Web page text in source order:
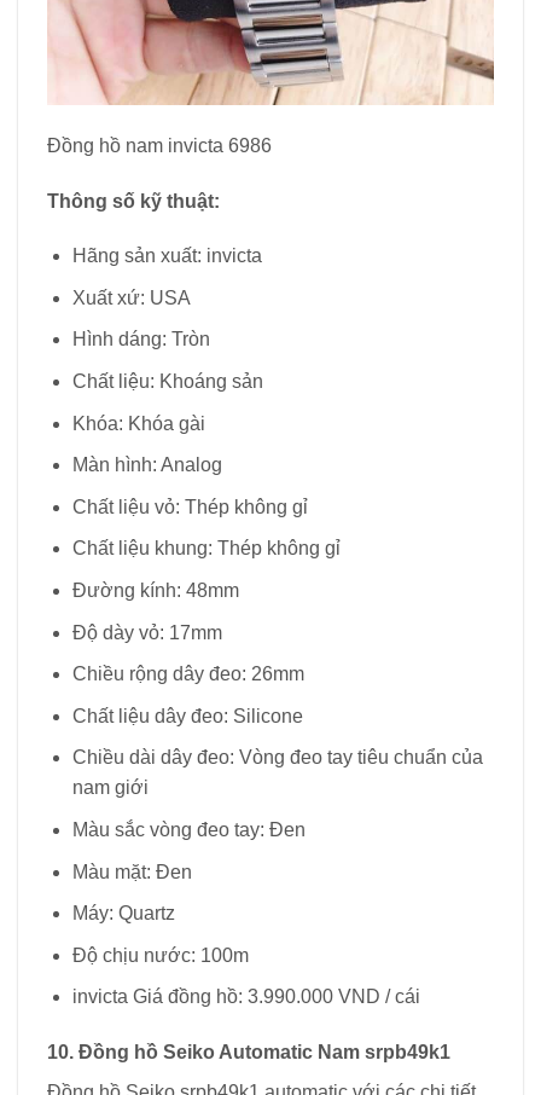
Đồng hồ nam invicta 6986
Thông số kỹ thuật:
Hãng sản xuất: invicta
Xuất xứ: USA
Hình dáng: Tròn
Chất liệu: Khoáng sản
Khóa: Khóa gài
Màn hình: Analog
Chất liệu vỏ: Thép không gỉ
Chất liệu khung: Thép không gỉ
Đường kính: 48mm
Độ dày vỏ: 17mm
Chiều rộng dây đeo: 26mm
Chất liệu dây đeo: Silicone
Chiều dài dây đeo: Vòng đeo tay tiêu chuẩn của
nam giới
Màu sắc vòng đeo tay: Đen
Màu mặt: Đen
Máy: Quartz
Độ chịu nước: 100m
invicta Giá đồng hồ: 3.990.000 VND / cái
10. Đồng hồ Seiko Automatic Nam srpb49k1